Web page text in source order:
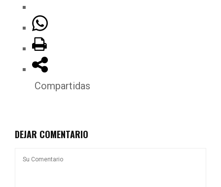
Compartidas
DEJAR COMENTARIO